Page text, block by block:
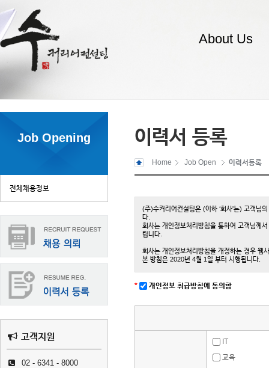
About Us
Job Opening
전체채용정보
고객지원
02 - 6341 - 8000
이력서 등록
Home Job Open 이력서등록
* 개인정보 취급방침에 동의함
IT
교육